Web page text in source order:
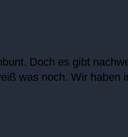
Doch es gibt
was noch. Wir